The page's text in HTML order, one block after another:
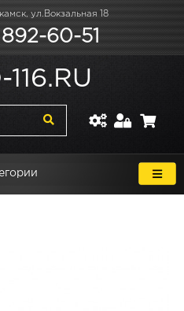
ул.Вокзальная 18
60-51
116.RU